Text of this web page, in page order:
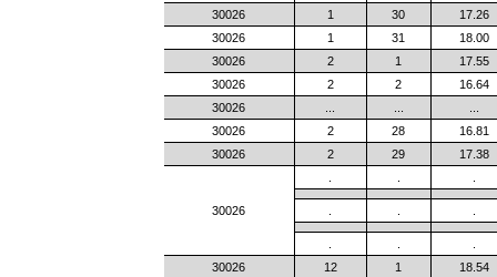
30026
1 30
17.26
30026
1 31
18.00
30026
2 1
17.55
30026
2 2
16.64
30026
30026
2 28
16.81
30026
2 29 17.38
30026
30026
12 1
18.54